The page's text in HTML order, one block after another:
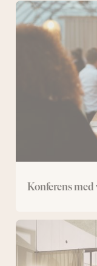
Konferens
Konferens
med
växthusmiddag
Spakonferens